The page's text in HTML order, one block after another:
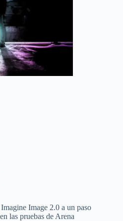
Image 2.0 a un paso
las pruebas de Arena